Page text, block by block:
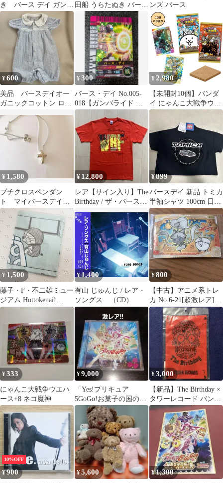
き バース デイ ガンバ
レジェンズ
田船 うらたぬき バース
ディ ライブ イヤリング
緑 リボン
ンズ バース
¥600
美品 バースデイオー
ガニックコットン ロン
¥300
バース・デイ No.005-
018【ガンバライド 仮
面ライダーバトル】
¥ 2,980
【未開封10個】バンダ
イ にゃんこ大戦争ウエ
ハース＋8〜13回目のバ
ースディにゃ！
¥ 1,580
プチクロスペンダン
ト マイバースデイ
おまじないバースディ
mybirthday
¥ 12,800
レア【サイン入り】The
Birthday / ザ・バースデ
イ / T-シャツ
¥899
バースデイ 新品 トミカ
半袖シャツ 100cm 日産
GT-R NISMO
¥ 1,500
藤子・F・不二雄ミュー
ジアム Hottokenai!
NOBITA てぬぐい
¥1,400
有山 じゅんじ / レア・
ソングス （CD）
¥800
【中古】アニメ系トレ
カ No.6-21[超激レア]
踊り子イズ
¥333
にゃんこ大戦争ウエハ
ース+8 ネコ魔神
¥9,000
「Yes!プリキュア
5GoGo!お菓子の国のハ
ッピーバースディ♪」オ
リジナル・…
¥3,000
【新品】The Birthday ×
タワーレコード バンダ
ナ レッド
10%OFF
¥900 ¥5,600 ¥1,300